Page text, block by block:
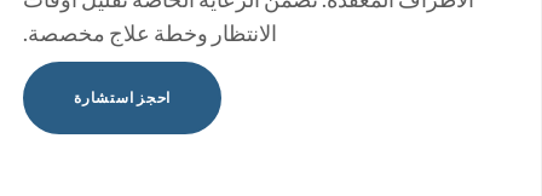
الانتظار وخطة علاج مخصصة.
احجز استشارة